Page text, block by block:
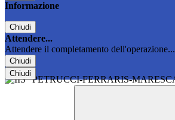
Informazione
Chiudi
Attendere...
Attendere il completamento dell'operazione...
Chiudi
Chiudi